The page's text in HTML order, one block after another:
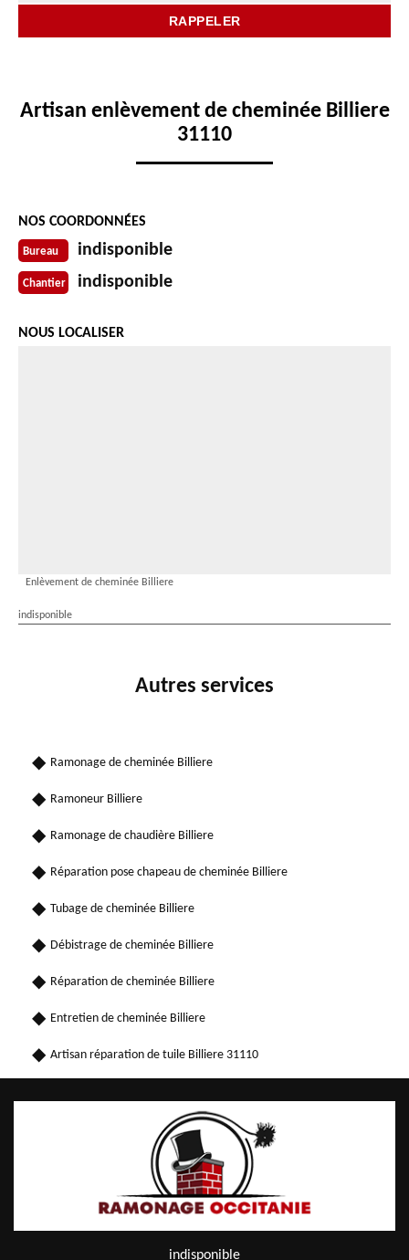
Artisan enlèvement de cheminée Billiere
31110
NOS COORDONNÉES
Bureau indisponible
Chantier indisponible
NOUS LOCALISER
Enlèvement de cheminée Billiere
indisponible
Autres services
Ramonage de cheminée Billiere
Ramoneur Billiere
Ramonage de chaudière Billiere
Réparation pose chapeau de cheminée Billiere
Tubage de cheminée Billiere
Débistrage de cheminée Billiere
Réparation de cheminée Billiere
Entretien de cheminée Billiere
Artisan réparation de tuile Billiere 31110
indisponible